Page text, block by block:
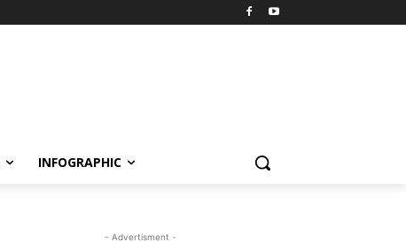
INFOGRAPHIC
- Advertisment -